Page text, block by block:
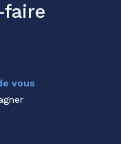
faire
vous